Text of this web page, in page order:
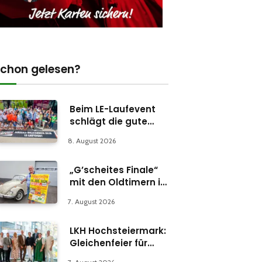
gelesen?
Beim LE-Laufevent
schlägt die gute
8. August 2026
„G’scheites Finale“
mit den Oldtimern in
7. August 2026
LKH Hochsteiermark:
Gleichenfeier für